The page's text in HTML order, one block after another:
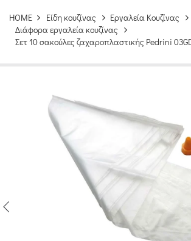
HOME Είδη κουζίνας
Εργαλεία Κουζίνας
Διάφορα εργαλεία κουζίνας
Σετ 10 σακούλες ζαχαροπλαστικής Pedrini